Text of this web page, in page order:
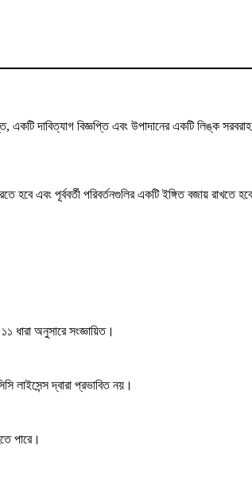
একটি দাবিত্যাগ বিজ্ঞপ্তি এবং উপাদানের একটি লিঙ্ক
পূর্ববর্তী পরিবর্তনগুলির একটি ইঙ্গিত বজায় রাখতে
ধারা অনুসারে সংজ্ঞায়িত।
লাইসেন্স দ্বারা প্রভাবিত নয়।
পারে।